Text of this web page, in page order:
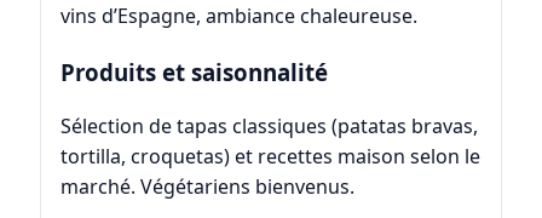
vins d’Espagne, ambiance chaleureuse.
Produits et saisonnalité
Sélection de tapas classiques (patatas bravas,
tortilla, croquetas) et recettes maison selon le
marché. Végétariens bienvenus.